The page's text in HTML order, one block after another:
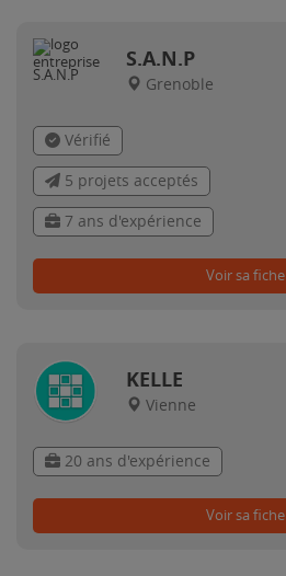
S.A.N.P
Grenoble
Vérifié
5 projets acceptés
7 ans d'expérience
Voir sa fiche
KELLE
Vienne
20 ans d'expérience
Voir sa fiche